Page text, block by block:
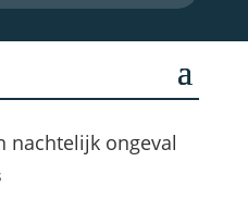
nachtelijk ongeval